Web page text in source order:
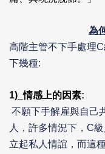
為
高階主管不下手處理
下幾種:
1)_情感上的因素:
不願下手解雇與自己
人，許多情況下，C
立起私人情誼，而這